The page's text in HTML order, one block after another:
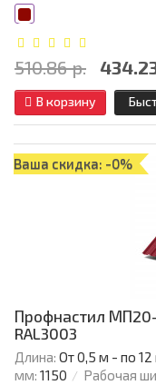
510.86 р.
В корзину
Ваша скидка: -0%
Профнастил
RAL3003
Длина: От 0,5 м - по
мм: 1150 Рабочая